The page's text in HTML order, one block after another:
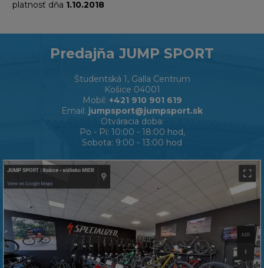
platnosť dňa 1.10.2018
Predajňa JUMP SPORT
Študentská 1, Galla Centrum
Košice 04001
Mobil: +421 910 901 619
Email: jumpsport@jumpsport.sk
Otváracia doba:
Po - Pi: 10:00 - 18:00 hod,
Sobota: 9:00 - 13:00 hod